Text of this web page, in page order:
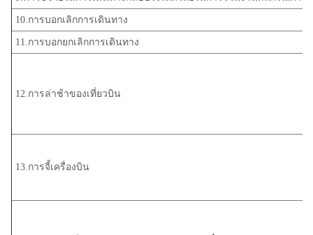
10.การบอกเลิกการเดินทาง
11.การบอกยกเลิกการเดินทาง
12.การล่าช้าของเที่ยวบิน
13.การจี้เครื่องบิน